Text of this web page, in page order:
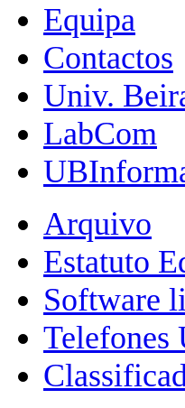
Equipa
Contactos
Univ.
LabCom
Arquivo
Estatuto
Software
Telefones